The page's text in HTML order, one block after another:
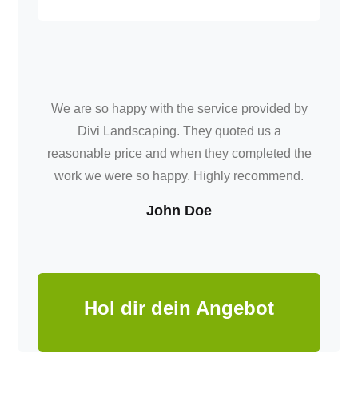
We are so happy with the service provided by
Divi Landscaping. They quoted us a
reasonable price and when they completed the
work we were so happy. Highly recommend.
John Doe
Hol dir dein Angebot